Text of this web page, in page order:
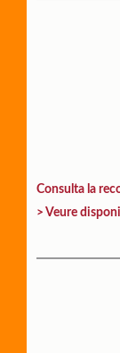
Consulta la
> Veure